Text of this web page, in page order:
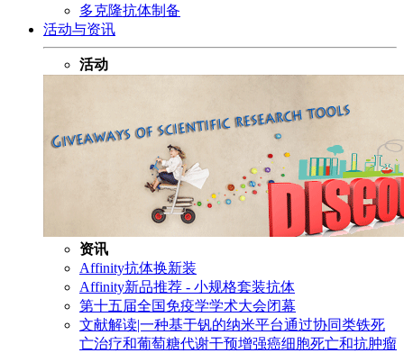
多克隆抗体制备
活动与资讯
活动
资讯
Affinity抗体换新装
Affinity新品推荐 - 小规格套装抗体
第十五届全国免疫学学术大会闭幕
文献解读|一种基于钒的纳米平台通过协同类铁死
亡治疗和葡萄糖代谢干预增强癌细胞死亡和抗肿瘤